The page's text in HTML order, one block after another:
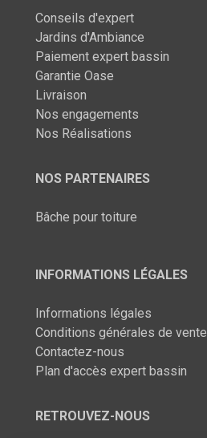
Conseils d'expert
Jardins d'Ambiance
Paiement expert bassin
Garantie Oase
Livraison
Nos engagements
Nos Réalisations
NOS PARTENAIRES
Bâche pour toiture
INFORMATIONS LÉGALES
Informations légales
Conditions générales de vente
Contactez-nous
Plan d'accès expert bassin
RETROUVEZ-NOUS